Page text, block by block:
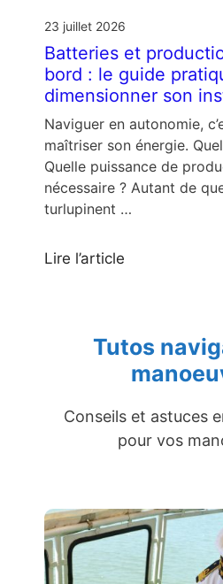
23 juillet 2026
Batteries et
bord : le guide
dimensionner son
Naviguer en autonomie,
maîtriser son énergie.
Quelle puissance de
nécessaire ? Autant de
turlupinent …
Lire l’article
Tutos
Conseils et astuces
pour vos